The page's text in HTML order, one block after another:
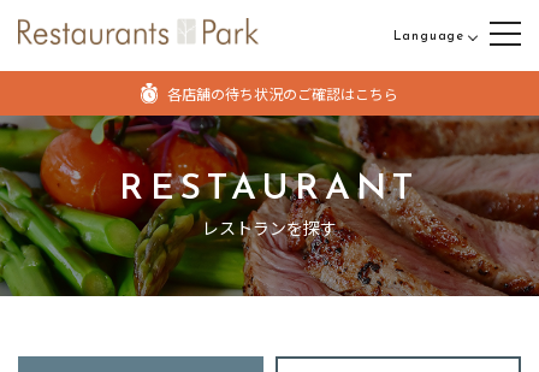
各店舗の待ち状況のご確認はこちら
Language
日本語
English
中文（繁体字）
中文（簡体字）
RESTAURANT
レストランを探す